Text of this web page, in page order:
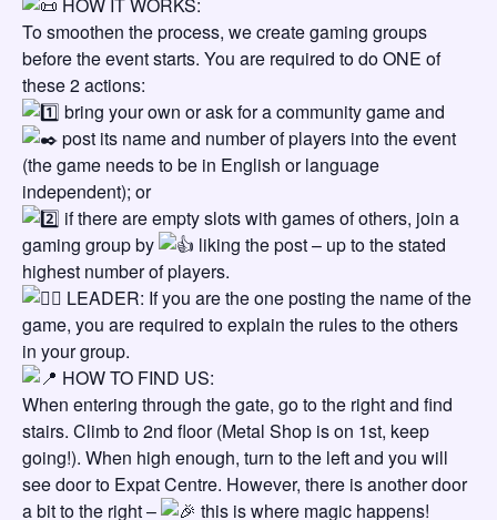
HOW IT WORKS:
To smoothen the process, we create gaming groups
before the event starts. You are required to do ONE of
these 2 actions:
bring your own or ask for a community game and
post its name and number of players into the event
(the game needs to be in English or language
independent); or
if there are empty slots with games of others, join a
gaming group by
liking the post – up to the stated
highest number of players.
LEADER: If you are the one posting the name of the
game, you are required to explain the rules to the others
in your group.
HOW TO FIND US:
When entering through the gate, go to the right and find
stairs. Climb to 2nd floor (Metal Shop is on 1st, keep
going!). When high enough, turn to the left and you will
see door to Expat Centre. However, there is another door
a bit to the right –
this is where magic happens!